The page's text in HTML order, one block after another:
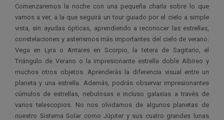
Comenzaremos la noche con una pequeña charla sobre lo que
vamos a ver, a la que seguirá un tour guiado por el cielo a simple
vista, sin ayudas ópticas, aprendiendo a reconocer las estrellas,
constelaciones y asterismos más importantes del cielo de verano:
Vega en Lyra o Antares en Scorpio, la tetera de Sagitario, el
Triángulo de Verano o la impresionante estrella doble Albireo y
muchos otros objetos. Aprenderás la diferencia visual entre un
planeta y una estrella. Además, podrás observar impresionantes
cúmulos de estrellas, nebulosas e incluso galaxias a través de
varios telescopios. No nos olvidamos de algunos planetas de
nuestro Sistema Solar como Júpiter y sus cuatro grandes lunas